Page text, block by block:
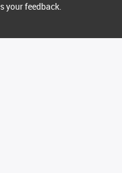
your feedback.